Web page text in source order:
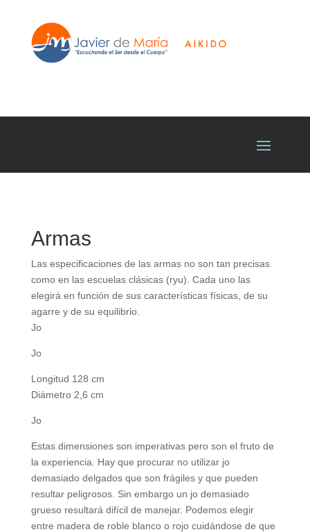
Armas
Las especificaciones de las armas no son tan precisas
como en las escuelas clásicas (ryu). Cada uno las
elegirá en función de sus características físicas, de su
agarre y de su equilibrio.
Jo
Jo
Longitud 128 cm
Diámetro 2,6 cm
Jo
Estas dimensiones son imperativas pero son el fruto de
la experiencia. Hay que procurar no utilizar jo
demasiado delgados que son frágiles y que pueden
resultar peligrosos. Sin embargo un jo demasiado
grueso resultará difícil de manejar. Podemos elegir
entre madera de roble blanco o rojo cuidándose de que